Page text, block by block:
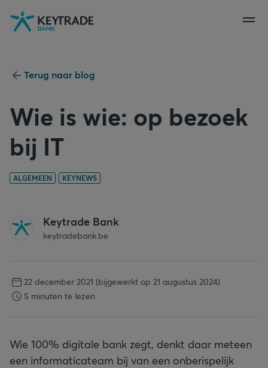
Naar
navigatie
Naar
aanmelden
Naar
inhoud
Terug naar blog
Wie is wie: op bezoek
bij IT
ALGEMEEN KEYNEWS
Keytrade Bank
keytradebank.be
22 december 2021 (bijgewerkt op 21 augustus 2024)
5 minuten te lezen
Wie 100% digitale bank zegt, denkt daar meteen
een informaticateam bij van een onberispelijk